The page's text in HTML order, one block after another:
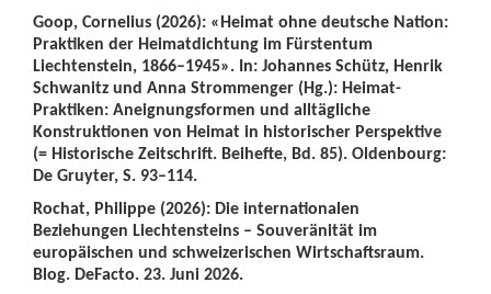
Goop, Cornelius (2026): «Heimat ohne deutsche Nation:
Praktiken der Heimatdichtung im Fürstentum
Liechtenstein, 1866–1945». In: Johannes Schütz, Henrik
Schwanitz und Anna Strommenger (Hg.): Heimat-
Praktiken: Aneignungsformen und alltägliche
Konstruktionen von Heimat in historischer Perspektive
(= Historische Zeitschrift. Beihefte, Bd. 85). Oldenbourg:
De Gruyter, S. 93–114.
Rochat, Philippe (2026): Die internationalen
Beziehungen Liechtensteins – Souveränität im
europäischen und schweizerischen Wirtschaftsraum.
Blog. DeFacto. 23. Juni 2026.